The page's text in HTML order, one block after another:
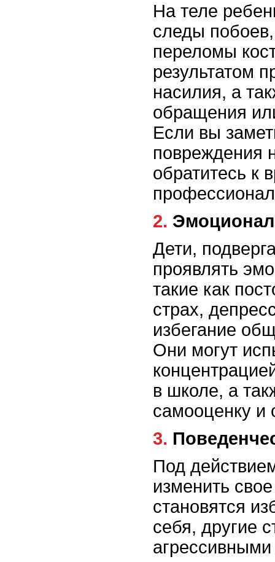
На теле
следы
переломы
результатом
насилия, а
обращения
Если вы
повреждения
обратитесь к
2.
Дети,
проявлять
такие как
страх,
избегание
Они могут
в школе, а
самооценку и
3.
Под
изменить
становятся
себя, другие